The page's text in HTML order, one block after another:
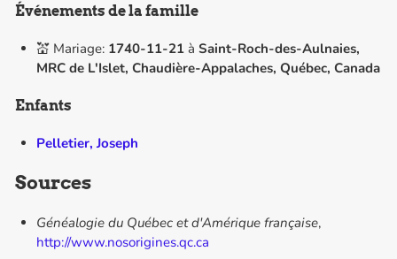
Événements de la famille
💒 Mariage: 1740-11-21à Saint-Roch-des-Aulnaies,
MRC de L'Islet, Chaudière-Appalaches, Québec, Canada
Enfants
Pelletier, Joseph
Sources
Généalogie du Québec et d'Amérique française,
http://www.nosorigines.qc.ca